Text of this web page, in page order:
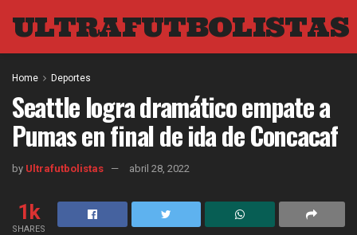
ULTRAFUTBOLISTAS
Home Deportes
Seattle logra dramático empate a
Pumas en final de ida de Concacaf
by Ultrafutbolistas abril 28, 2022
1k
SHARES